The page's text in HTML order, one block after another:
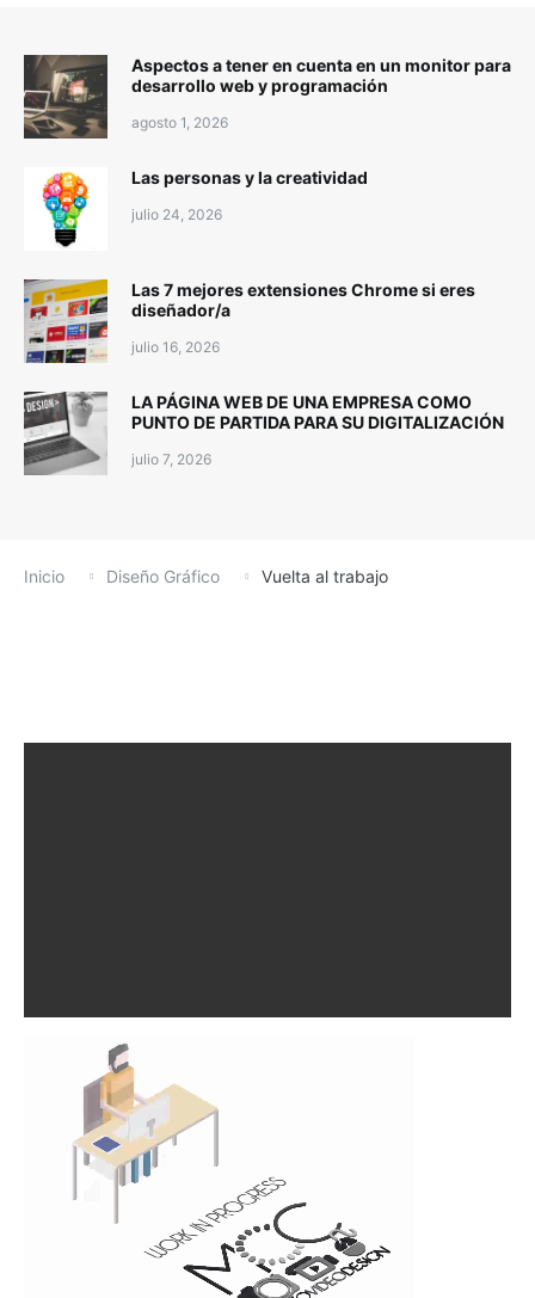
Aspectos a tener en cuenta en un monitor para
desarrollo web y programación
agosto 1, 2026
Las personas y la creatividad
julio 24, 2026
Las 7 mejores extensiones Chrome si eres
diseñador/a
julio 16, 2026
LA PÁGINA WEB DE UNA EMPRESA COMO
PUNTO DE PARTIDA PARA SU DIGITALIZACIÓN
julio 7, 2026
Inicio Diseño Gráfico Vuelta al trabajo